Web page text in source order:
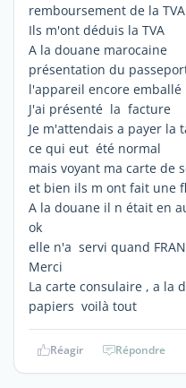
remboursement de la
Ils m'ont déduis la TVA
A la douane marocaine
présentation du
l'appareil encore emballé
J'ai présenté la facture
Je m'attendais a payer la
ce qui eut été normal
mais voyant ma carte de
et bien ils m ont fait une
A la douane il n était en
ok
elle n'a servi quand
Merci
La carte consulaire , a la
papiers voilà tout
Réagir Répondre